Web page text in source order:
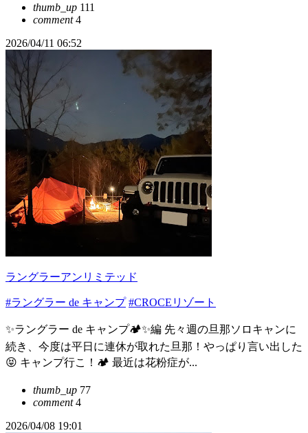
thumb_up 111
comment4
2026/04/11 06:52
ラングラーアンリミテッド
#ラングラー de キャンプ #CROCEリゾート
✨ラングラー de キャンプ🏕️✨編 先々週の旦那ソロキャンに
続き、今度は平日に連休が取れた旦那！やっぱり言い出した
😝 キャンプ行こ！🏕️ 最近は花粉症が...
thumb_up 77
comment4
2026/04/08 19:01